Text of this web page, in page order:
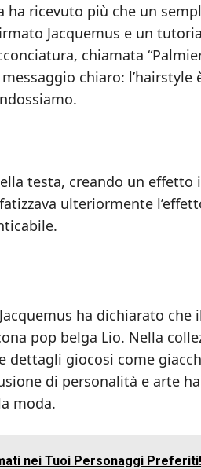
ha ricevuto più che un
Jacquemus e un
chiamata
chiaro: l’hairstyle
testa, creando un
ulteriormente
ha dichiarato che
pop belga Lio. Nella
dettagli giocosi come
di personalità e arte
moda.
nei Tuoi Personaggi Preferiti!